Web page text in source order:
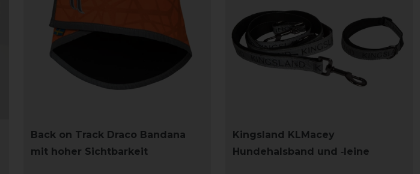
Back on Track Draco Bandana
mit hoher Sichtbarkeit
Kingsland KLMacey
Hundehalsband und ‑leine